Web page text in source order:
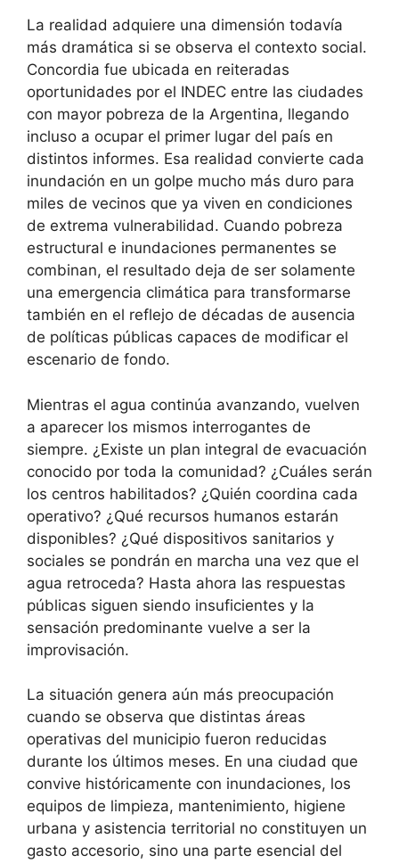
La realidad adquiere una dimensión todavía
más dramática si se observa el contexto social.
Concordia fue ubicada en reiteradas
oportunidades por el INDEC entre las ciudades
con mayor pobreza de la Argentina, llegando
incluso a ocupar el primer lugar del país en
distintos informes. Esa realidad convierte cada
inundación en un golpe mucho más duro para
miles de vecinos que ya viven en condiciones
de extrema vulnerabilidad. Cuando pobreza
estructural e inundaciones permanentes se
combinan, el resultado deja de ser solamente
una emergencia climática para transformarse
también en el reflejo de décadas de ausencia
de políticas públicas capaces de modificar el
escenario de fondo.
Mientras el agua continúa avanzando, vuelven
a aparecer los mismos interrogantes de
siempre. ¿Existe un plan integral de evacuación
conocido por toda la comunidad? ¿Cuáles serán
los centros habilitados? ¿Quién coordina cada
operativo? ¿Qué recursos humanos estarán
disponibles? ¿Qué dispositivos sanitarios y
sociales se pondrán en marcha una vez que el
agua retroceda? Hasta ahora las respuestas
públicas siguen siendo insuficientes y la
sensación predominante vuelve a ser la
improvisación.
La situación genera aún más preocupación
cuando se observa que distintas áreas
operativas del municipio fueron reducidas
durante los últimos meses. En una ciudad que
convive históricamente con inundaciones, los
equipos de limpieza, mantenimiento, higiene
urbana y asistencia territorial no constituyen un
gasto accesorio, sino una parte esencial del